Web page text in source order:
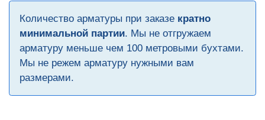
Количество арматуры при заказе кратно
минимальной партии. Мы не отгружаем
арматуру меньше чем 100 метровыми бухтами.
Мы не режем арматуру нужными вам
размерами.